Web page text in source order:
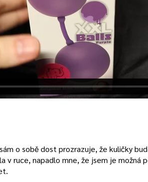
o sobě dost prozrazuje, že kuličky
v ruce, napadlo mne, že jsem je možná